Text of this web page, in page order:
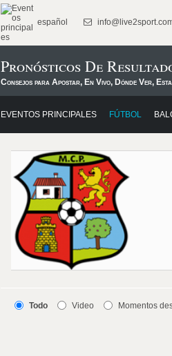
español
Pronósticos De
Consejos para Apostar, En Vivo, Dónde Ver,
EVENTOS PRINCIPALES FÚTBOL
Todo Video Momentos